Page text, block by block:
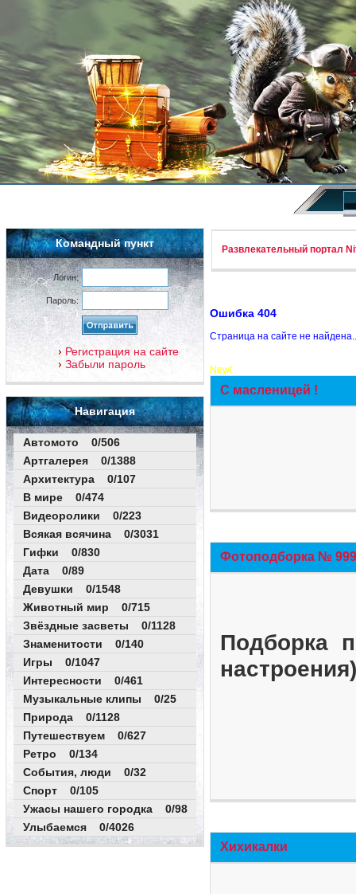
Командный пункт
Логин:
Пароль:
Регистрация на сайте
Забыли пароль
Навигация
Автомото 0/506
Артгалерея 0/1388
Архитектура 0/107
В мире 0/474
Видеоролики 0/223
Всякая всячина 0/3031
Гифки 0/830
Дата 0/89
Девушки 0/1548
Животный мир 0/715
Звёздные засветы 0/1128
Знаменитости 0/140
Игры 0/1047
Интересности 0/461
Музыкальные клипы 0/25
Природа 0/1128
Путешествуем 0/627
Ретро 0/134
События, люди 0/32
Спорт 0/105
Ужасы нашего городка 0/98
Улыбаемся 0/4026
Развлекательный портал
Ошибка 404
Страница на сайте не
New!
С масленицей !
Фотоподборка №
Подборка
Хихикалки